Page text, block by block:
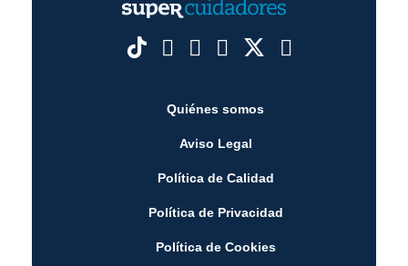
Quiénes somos
Aviso Legal
Política de Calidad
Política de Privacidad
Política de Cookies